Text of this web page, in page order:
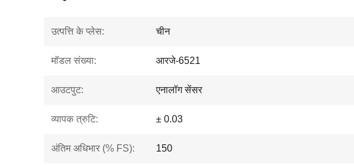
उत्पत्ति के प्लेस: चीन
मॉडल संख्या: आरजे-6521
आउटपुट: एनालॉग सेंसर
व्यापक त्रुटि: ± 0.03
अंतिम अधिभार (% FS): 150